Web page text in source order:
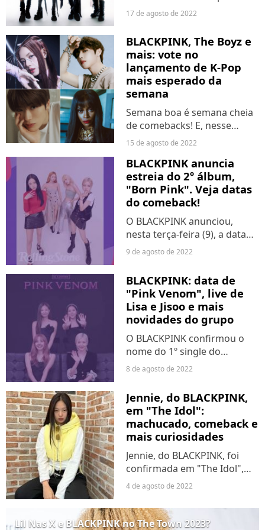
sexta-feira (19), às 1h, o
BLACKPINK entrará ao vivo
uma hora antes, à 00h, para
conversar com os fãs sobre
"PINK VENOM". Quer saber...
17 de agosto de 2022
BLACKPINK, The Boyz e
mais: vote no
lançamento de K-Pop
mais esperado da
semana
Semana boa é semana cheia
de comebacks! E, nesse
quesito, os k-poppers não
têm do que reclamar. Nos
próximos dias, seremos
presenteados com
lançamentos do BLACKPINK,
The Boyz, Jaehyun...
15 de agosto de 2022
BLACKPINK anuncia
estreia do 2º álbum,
"Born Pink". Veja datas
do comeback!
O BLACKPINK anunciou,
nesta terça-feira (9), a data
de lançamento para o 2º full-
album do girlgroup de K-pop.
Com o nome de "Born Pink",
o trabalho será lançado em
16 de setembro....
9 de agosto de 2022
BLACKPINK: data de
"Pink Venom", live de
Lisa e Jisoo e mais
novidades do grupo
O BLACKPINK confirmou o
nome do 1º single do
comeback, "Pink Venom",
previsto para ser lançado em
19 de agosto. O anúncio foi
feito no último domingo (7),
no mesmo dia em que o
grupo...
8 de agosto de 2022
Jennie, do BLACKPINK,
em "The Idol":
machucado, comeback e
mais curiosidades
Jennie, do BLACKPINK, foi
confirmada em "The Idol",
série de HBO Max criada e
estrelada por The Weeknd.
Na semana passada, Chelsea
Fuji, dançarina que participou
4 de agosto de 2022
Lil Nas X e BLACKPINK no The Town 2023?